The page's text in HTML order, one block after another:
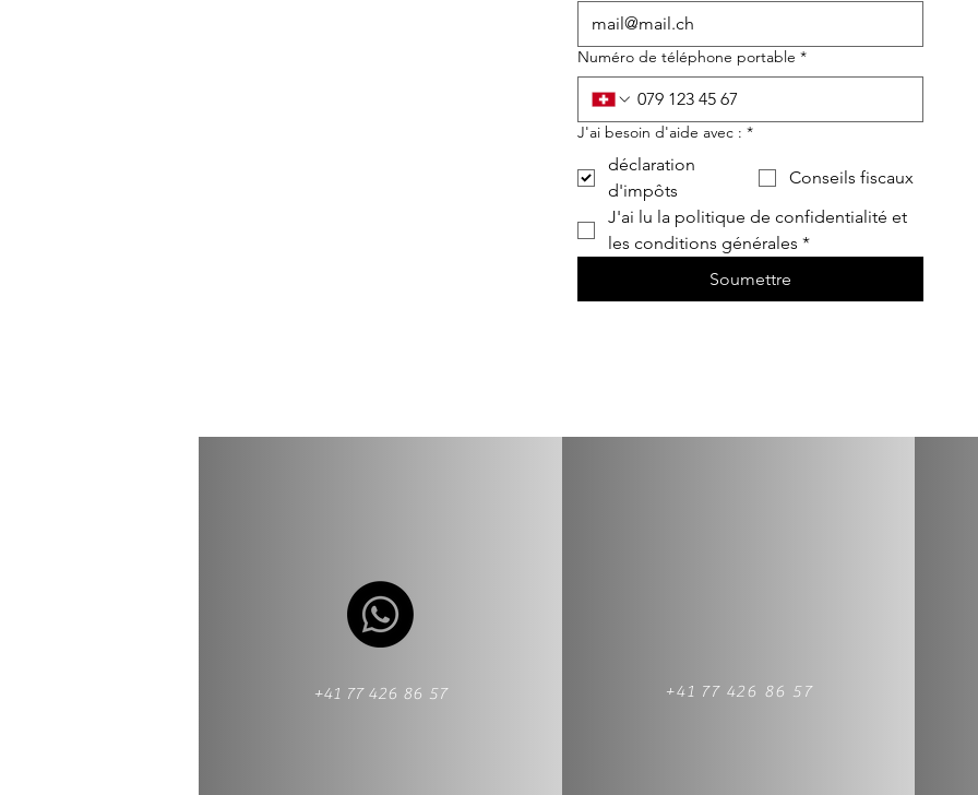
Numéro de téléphone portable *
J'ai besoin d'aide avec : *
déclaration
d'impôts
Conseils fiscaux
J'ai lu la politique de confidentialité et
les conditions générales *
Soumettre
+41 77 426 86 57 +41 77 426 86 57